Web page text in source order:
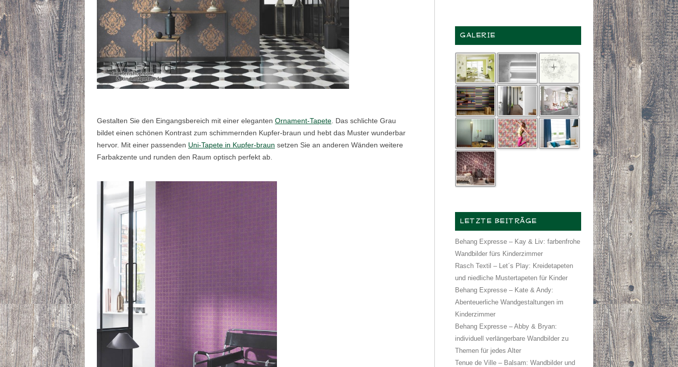
Gestalten Sie den Eingangsbereich mit einer eleganten Ornament-Tapete . Das schlichte Grau
bildet einen schönen Kontrast zum schimmernden Kupfer-braun und hebt das Muster wunderbar
hervor. Mit einer passenden Uni-Tapete in Kupfer-braun setzen Sie an anderen Wänden weitere
Farbakzente und runden den Raum optisch perfekt ab.
GALERIE
LETZTE BEITRÄGE
Behang Expresse – Kay & Liv: farbenfrohe
Wandbilder fürs Kinderzimmer
Rasch Textil – Let´s Play: Kreidetapeten
und niedliche Mustertapeten für Kinder
Behang Expresse – Kate & Andy:
Abenteuerliche Wandgestaltungen im
Kinderzimmer
Behang Expresse – Abby & Bryan:
individuell verlängerbare Wandbilder zu
Themen für jedes Alter
Tenue de Ville – Balsam: Wandbilder und